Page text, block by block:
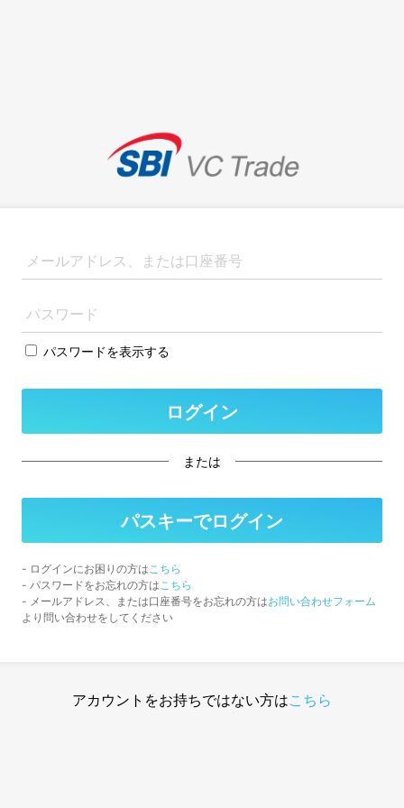
パスワードを表示する
または
- ログインにお困りの方は こちら
- パスワードをお忘れの方は こちら
- メールアドレス、または口座番号をお忘れの方はお問い合わせフォーム
より問い合わせをしてください
アカウントをお持ちではない方はこちら